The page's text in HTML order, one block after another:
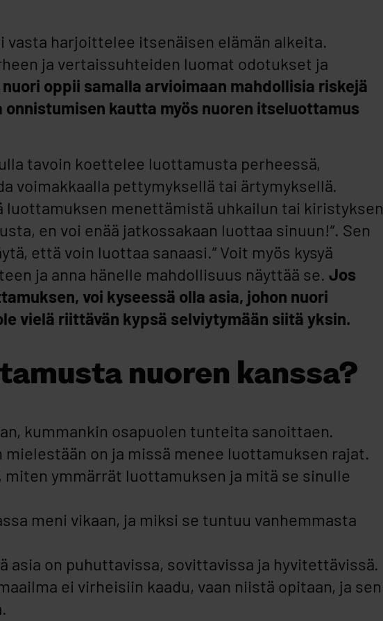
vasta harjoittelee itsenäisen elämän alkeita.
ja vertaissuhteiden luomat odotukset ja
oppii samalla arvioimaan mahdollisia riskejä
kautta myös nuoren itseluottamus
tavoin koettelee luottamusta perheessä,
voimakkaalla pettymyksellä tai ärtymyksellä.
luottamuksen menettämistä uhkailun tai kiristyksen
en voi enää jatkossakaan luottaa sinuun!”. Sen
että voin luottaa sanaasi.” Voit myös kysyä
ja anna hänelle mahdollisuus näyttää se. Jos
voi kyseessä olla asia, johon nuori
vielä riittävän kypsä selviytymään siitä yksin.
nuoren kanssa?
kummankin osapuolen tunteita sanoittaen.
on ja missä menee luottamuksen rajat.
ymmärrät luottamuksen ja mitä se sinulle
meni vikaan, ja miksi se tuntuu vanhemmasta
asia on puhuttavissa, sovittavissa ja hyvitettävissä.
ei virheisiin kaadu, vaan niistä opitaan, ja sen